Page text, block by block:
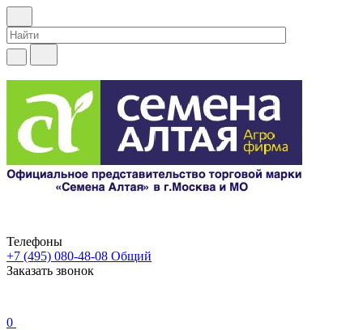
Телефоны
+7 (495) 080-48-08 Общий
Заказать звонок
0